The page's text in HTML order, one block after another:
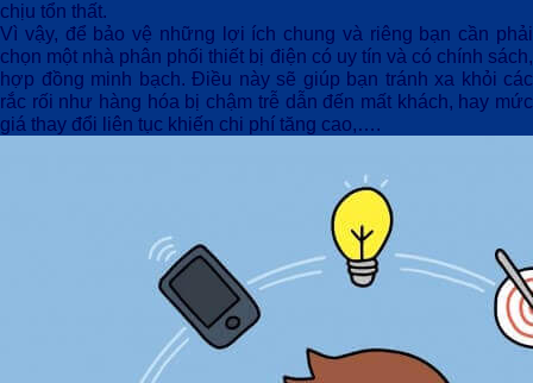
chịu tổn thất.
Vì vậy, để bảo vệ những lợi ích chung và riêng bạn cần phải
chọn một nhà phân phối thiết bị điện có uy tín và có chính sách,
hợp đồng minh bạch. Điều này sẽ giúp bạn tránh xa khỏi các
rắc rối như hàng hóa bị chậm trễ dẫn đến mất khách, hay mức
giá thay đổi liên tục khiến chi phí tăng cao,….